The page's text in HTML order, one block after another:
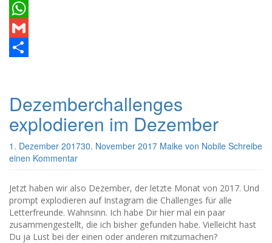
Pinterest
WhatsApp
Gmail
Dezemberchallenges
explodieren im Dezember
1. Dezember 201730. November 2017 Maike von Nobile Schreibe
einen Kommentar
Jetzt haben wir also Dezember, der letzte Monat von 2017. Und
prompt explodieren auf Instagram die Challenges für alle
Letterfreunde. Wahnsinn. Ich habe Dir hier mal ein paar
zusammengestellt, die ich bisher gefunden habe. Vielleicht hast
Du ja Lust bei der einen oder anderen mitzumachen?